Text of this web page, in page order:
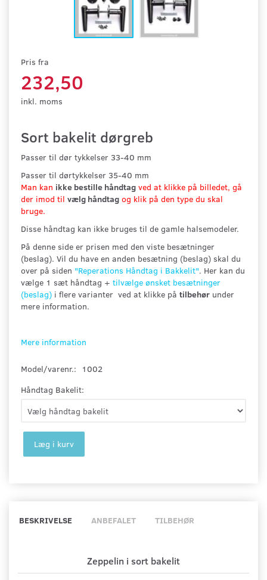
Pris fra
232,50
inkl. moms
Sort bakelit dørgreb
Passer til dør tykkelser 33-40 mm
Passer til dørtykkelser 35-40 mm
Man kan ikke bestille håndtag ved at klikke på billedet, gå
der imod til vælg håndtag og klik på den type du skal
bruge.
Disse håndtag kan ikke bruges til de gamle halsemodeler.
På denne side er prisen med den viste besætninger
(beslag). Vil du have en anden besætning (beslag) skal du
over på siden "Reperations Håndtag i Bakkelit". Her kan du
vælge 1 sæt håndtag + tilvælge ønsket besætninger
(beslag) i flere varianter ved at klikke på tilbehør under
mere information.
Mere information
Model/varenr.:
1002
Håndtag Bakelit:
Læg i kurv
BESKRIVELSE ANBEFALET TILBEHØR
Zeppelin i sort bakelit